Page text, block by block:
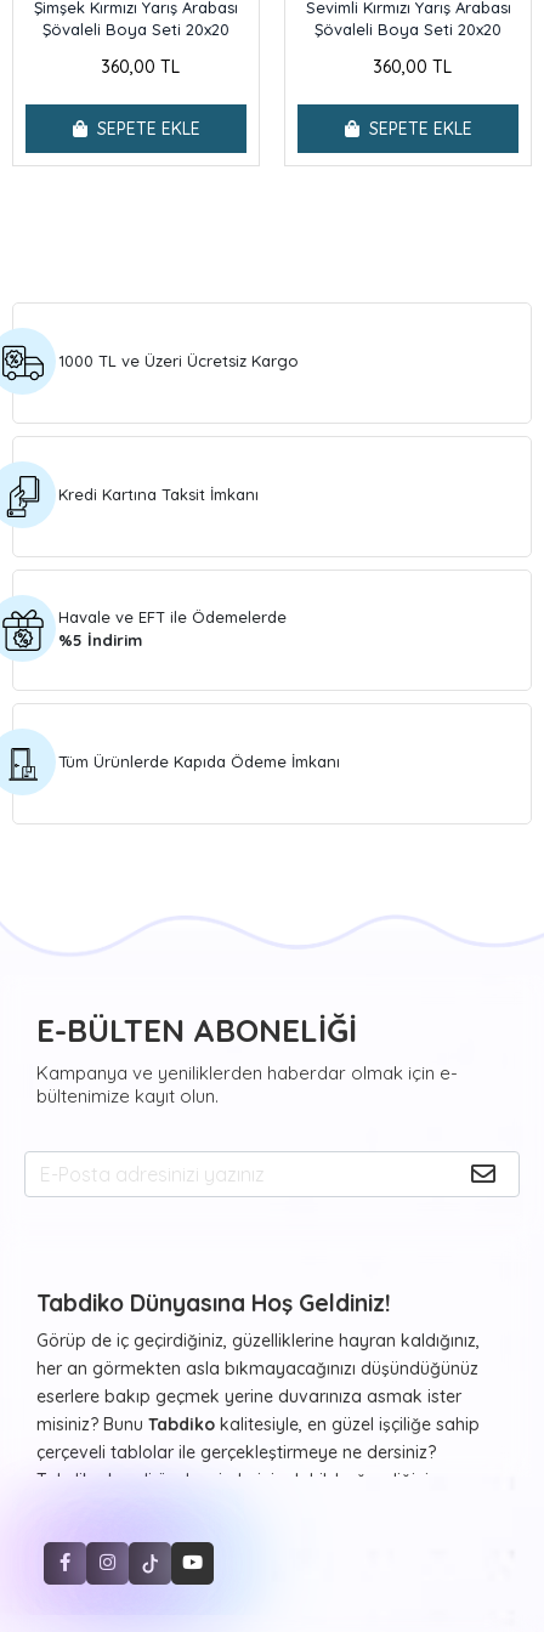
Şimşek Kırmızı Yarış Arabası
Şövaleli Boya Seti 20x20
360,00 TL
SEPETE EKLE
Sevimli Kırmızı Yarış Arabası
Şövaleli Boya Seti 20x20
360,00 TL
SEPETE EKLE
1000 TL ve Üzeri Ücretsiz Kargo
Kredi Kartına Taksit İmkanı
Havale ve EFT ile Ödemelerde
%5 İndirim
Tüm Ürünlerde Kapıda Ödeme İmkanı
E-BÜLTEN ABONELİĞİ
Kampanya ve yeniliklerden haberdar olmak için e-
bültenimize kayıt olun.
Tabdiko Dünyasına Hoş Geldiniz!
Görüp de iç geçirdiğiniz, güzelliklerine hayran kaldığınız,
her an görmekten asla bıkmayacağınızı düşündüğünüz
eserlere bakıp geçmek yerine duvarınıza asmak ister
misiniz? Bunu Tabdiko kalitesiyle, en güzel işçiliğe sahip
çerçeveli tablolar ile gerçekleştirmeye ne dersiniz?
Tabdiko kendi özel resimleriniz dahil, beğendiğiniz ve
çerçevesiz şekilde, farklı formlarda beğeninize sunuyor.
Sayılarla Tuval Boyama Seti